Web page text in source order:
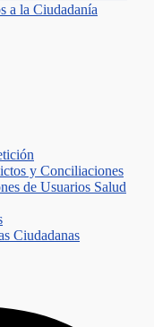
a la Ciudadanía
y Conciliaciones
de Usuarios Salud
Ciudadanas